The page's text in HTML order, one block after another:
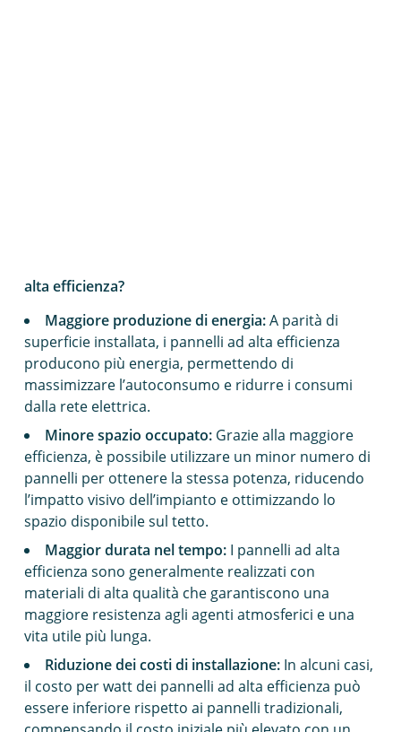
alta efficienza?
Maggiore produzione di energia:A parità di
superficie installata, i pannelli ad alta efficienza
producono più energia, permettendo di
massimizzare l’autoconsumo e ridurre i consumi
dalla rete elettrica.
Minore spazio occupato:Grazie alla maggiore
efficienza, è possibile utilizzare un minor numero di
pannelli per ottenere la stessa potenza, riducendo
l’impatto visivo dell’impianto e ottimizzando lo
spazio disponibile sul tetto.
Maggior durata nel tempo:I pannelli ad alta
efficienza sono generalmente realizzati con
materiali di alta qualità che garantiscono una
maggiore resistenza agli agenti atmosferici e una
vita utile più lunga.
Riduzione dei costi di installazione:In alcuni casi,
il costo per watt dei pannelli ad alta efficienza può
essere inferiore rispetto ai pannelli tradizionali,